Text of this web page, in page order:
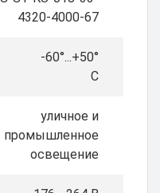
4320-4000-67
-60°...+50°
C
уличное и
промышленное
освещение